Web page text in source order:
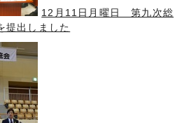
12月11日月曜日 第九次総
提出しました